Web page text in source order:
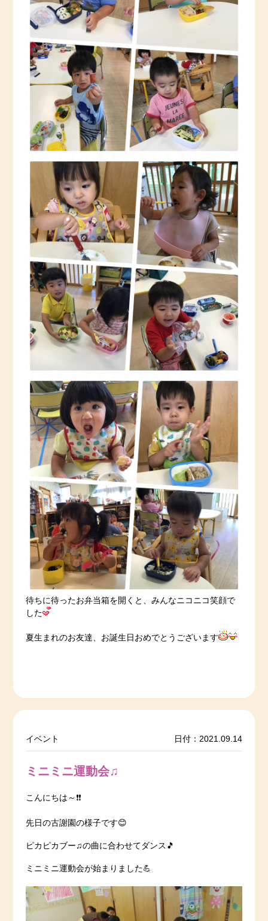
待ちに待ったお弁当箱を開くと、みんなニコニコ笑顔で
した
夏生まれのお友達、お誕生日おめでとうございます
イベント 日付：2021.09.14
ミニミニ運動会♫
こんにちは～❗️❗️
先日の古謝園の様子です😊
ピカピカブー♫の曲に合わせてダンス🎵
ミニミニ運動会が始まりました💪